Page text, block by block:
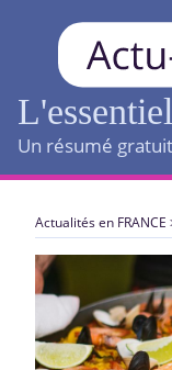
Un résumé
Actualités en FRANCE